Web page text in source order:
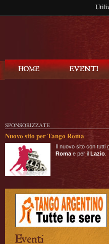
SPONSORIZZATE
Nuovo sito per Tango Roma
Il nuovo sito con tutti
Roma e per il Lazio